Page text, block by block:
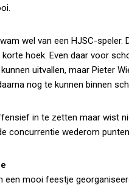
wel van een HJSC-
hoek. Even daar voor
uitvallen, maar Pieter
nog te kunnen binnen
in te zetten maar wist
concurrentie wederom
een mooi feestje